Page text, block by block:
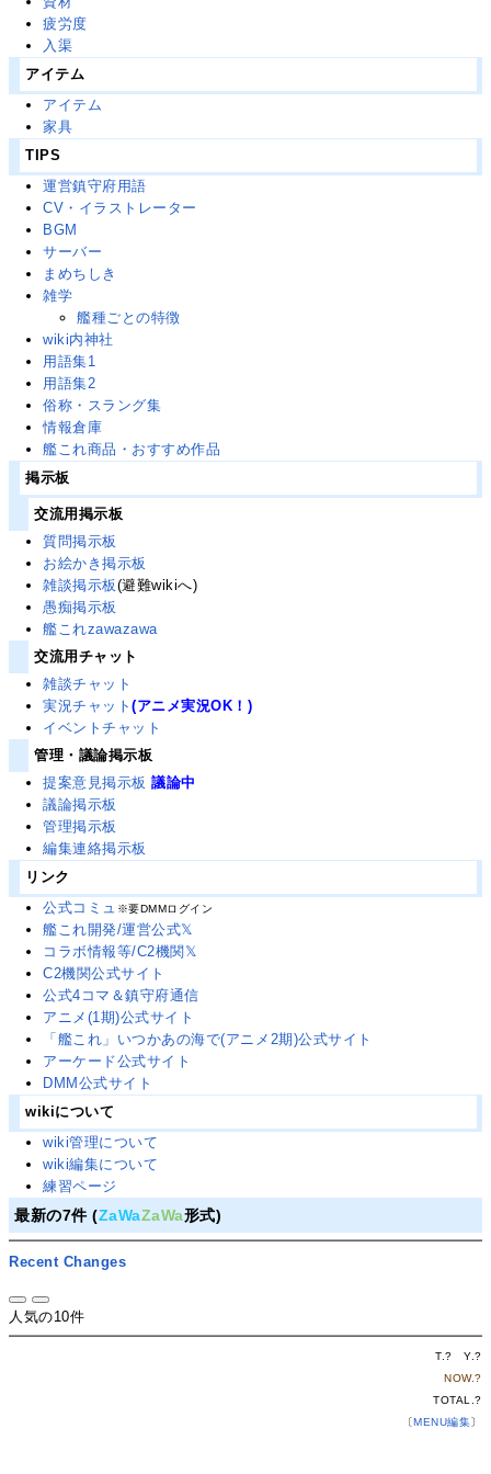
疲労度
入渠
アイテム
アイテム
家具
TIPS
運営鎮守府用語
CV・イラストレーター
BGM
サーバー
まめちしき
雑学
艦種ごとの特徴
wiki内神社
用語集1
用語集2
俗称・スラング集
情報倉庫
艦これ商品・おすすめ作品
掲示板
交流用掲示板
質問掲示板
お絵かき掲示板
雑談掲示板(避難wikiへ)
愚痴掲示板
艦これzawazawa
交流用チャット
雑談チャット
実況チャット(アニメ実況OK！)
イベントチャット
管理・議論掲示板
提案意見掲示板 議論中
議論掲示板
管理掲示板
編集連絡掲示板
リンク
公式コミュ ※要DMMログイン
艦これ開発/運営公式𝕏
コラボ情報等/C2機関𝕏
C2機関公式サイト
公式4コマ＆鎮守府通信
アニメ(1期)公式サイト
「艦これ」いつかあの海で(アニメ2期)公式サイト
アーケード公式サイト
DMM公式サイト
wikiについて
wiki管理について
wiki編集について
練習ページ
最新の7件 (ZaWaZaWa形式)
Recent Changes
人気の10件
T.? Y.?
NOW.?
TOTAL.?
〔MENU編集〕